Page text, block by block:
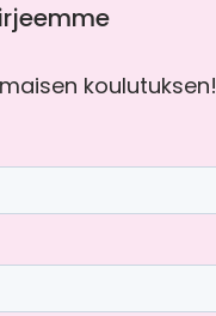
koulutuksen!